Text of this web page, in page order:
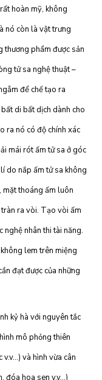
hoàn mỹ, không
nó còn là vật trưng
thương phẩm được sản
tử sa nghệ thuật –
để chế tạo ra
di bất dịch dành cho
ra nó có độ chính xác
mái rót ấm tử sa ở góc
do nắp ấm tử sa không
mặt thoáng ấm luôn
ra vòi. Tạo vòi ấm
nghệ nhân thi tài năng.
lem trên miệng
đạt được của những
kỷ hà với nguyên tắc
mô phỏng thiên
và hình vừa cân
đóa hoa sen v.v…)